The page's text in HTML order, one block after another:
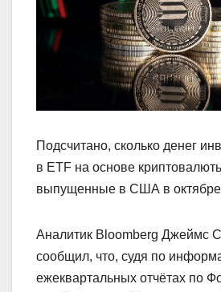
Подсчитано, сколько денег
в ETF на основе
выпущенные в США в октябре
Аналитик Bloomberg Джеймс
сообщил, что, судя по
ежеквартальных отчётах по